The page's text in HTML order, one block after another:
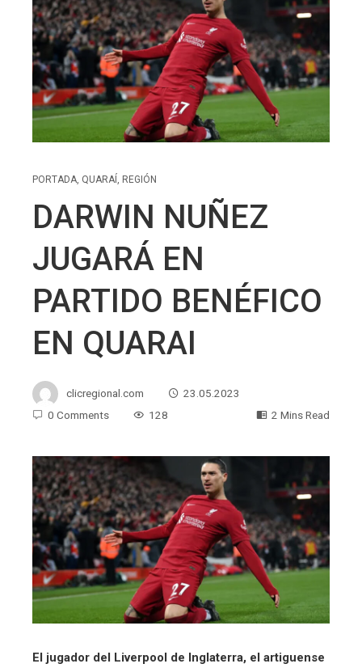
PORTADA, QUARAÍ , REGIÓN
DARWIN NUÑEZ
JUGARÁ EN
PARTIDO BENÉFICO
EN QUARAI
clicregional.com
23.05.2023
0 Comments
128 2 Mins Read
El jugador del Liverpool de Inglaterra, el artiguense